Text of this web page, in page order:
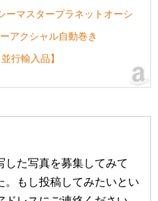
ーマスタープラネットオーシ
アクシャル自動巻き
行輸入品】
した写真を募集してみて
。もし投稿してみたいとい